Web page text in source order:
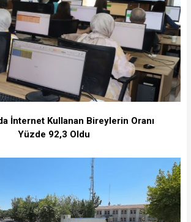
İnternet Kullanan Bireylerin Oranı
Yüzde 92,3 Oldu